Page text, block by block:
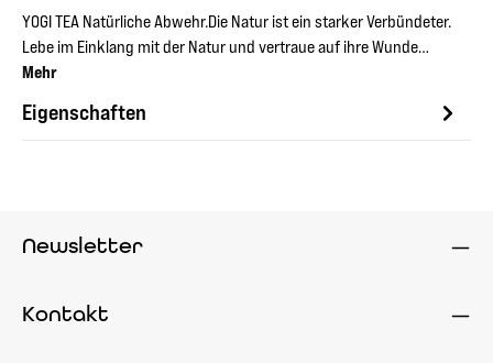
YOGI TEA Natürliche Abwehr.Die Natur ist ein starker Verbündeter.
Lebe im Einklang mit der Natur und vertraue auf ihre Wunde…
Mehr
Eigenschaften
Newsletter
Kontakt